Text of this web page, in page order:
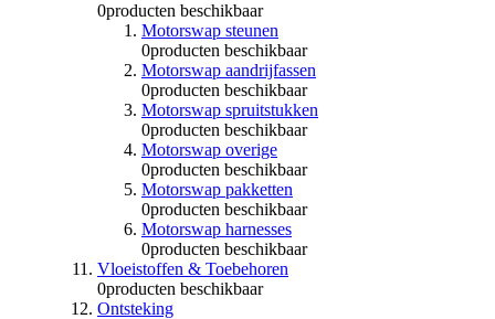
0producten beschikbaar
Motorswap steunen
0producten beschikbaar
Motorswap aandrijfassen
0producten beschikbaar
Motorswap spruitstukken
0producten beschikbaar
Motorswap overige
0producten beschikbaar
Motorswap pakketten
0producten beschikbaar
Motorswap harnesses
0producten beschikbaar
Vloeistoffen & Toebehoren
0producten beschikbaar
Ontsteking